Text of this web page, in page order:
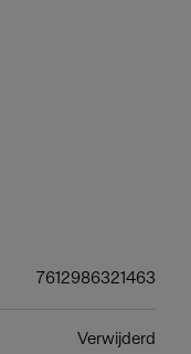
7612986321463
Verwijderd